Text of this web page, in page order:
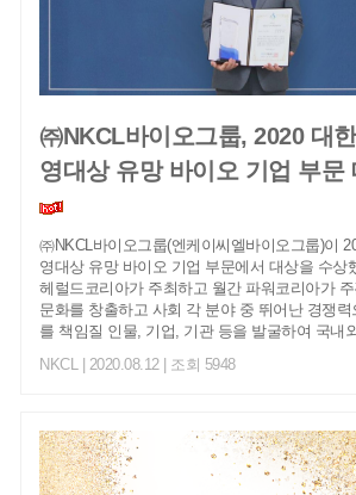
㈜NKCL바이오그룹, 2020 대
영대상 유망 바이오 기업 부문
㈜NKCL바이오그룹(엔케이씨엘바이오그룹)이
영대상 유망 바이오 기업 부문에서 대상을 수상
헤럴드코리아가 주최하고 월간 파워코리아가
문화를 창출하고 사회 각 분야 중 뛰어난 경쟁
를 책임질 인물, 기업, 기관 등을 발굴하여 국내
NKCL| 2020.08.12 | 조회 5948